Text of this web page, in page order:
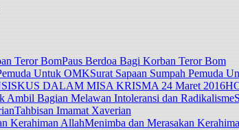
Paus Berdoa Bagi Korban Teror Bom
Surat Sapaan Sumpah Pemuda
Tahbisan Imamat Xaverian
Menimba dan Merasakan